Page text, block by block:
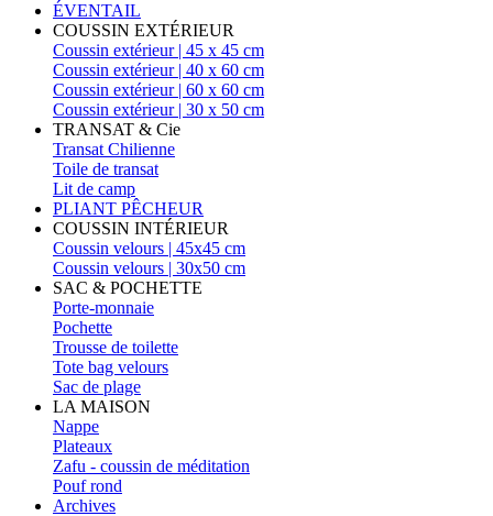
ÉVENTAIL
COUSSIN EXTÉRIEUR
Coussin extérieur | 45 x 45 cm
Coussin extérieur | 40 x 60 cm
Coussin extérieur | 60 x 60 cm
Coussin extérieur | 30 x 50 cm
TRANSAT & Cie
Transat Chilienne
Toile de transat
Lit de camp
PLIANT PÊCHEUR
COUSSIN INTÉRIEUR
Coussin velours | 45x45 cm
Coussin velours | 30x50 cm
SAC & POCHETTE
Porte-monnaie
Pochette
Trousse de toilette
Tote bag velours
Sac de plage
LA MAISON
Nappe
Plateaux
Zafu - coussin de méditation
Pouf rond
Archives